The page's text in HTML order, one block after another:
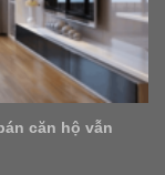
căn hộ vẫn